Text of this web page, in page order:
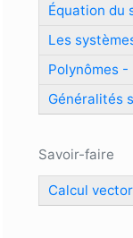
Équation du
Les
Polynômes -
Généralités
Savoir-faire
Calcul